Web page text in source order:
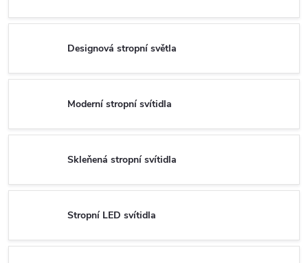
Designová stropní světla
Moderní stropní svítidla
Skleňená stropní svítidla
Stropní LED svítidla